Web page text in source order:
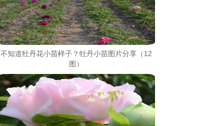
不知道牡丹花小苗样子？牡丹小苗图片分享（12
图）